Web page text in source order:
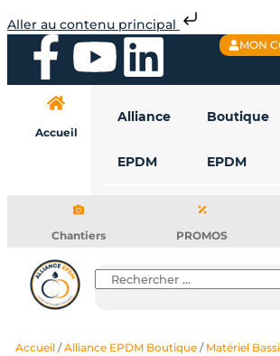
Aller au contenu principal
au
contenuF
a
c
b
o
o
Y
o
u
u
b
L
i
n
d
MON
Accueil
Alliance
EPDM
Boutique
EPDM
Chantiers PROMOS
Rechercher
Accueil/Alliance EPDM Boutique/ Matériel